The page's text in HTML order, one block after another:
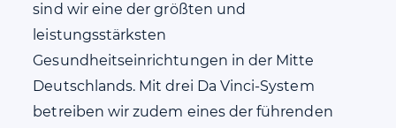
sind wir eine der größten und
leistungsstärksten
Gesundheitseinrichtungen in der Mitte
Deutschlands. Mit drei Da Vinci-System
betreiben wir zudem eines der führenden